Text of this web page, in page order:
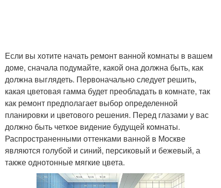
Если вы хотите начать ремонт ванной комнаты в вашем
доме, сначала подумайте, какой она должна быть, как
должна выглядеть. Первоначально следует решить,
какая цветовая гамма будет преобладать в комнате, так
как ремонт предполагает выбор определенной
планировки и цветового решения. Перед глазами у вас
должно быть четкое видение будущей комнаты.
Распространенными оттенками ванной в Москве
являются голубой и синий, персиковый и бежевый, а
также однотонные мягкие цвета.